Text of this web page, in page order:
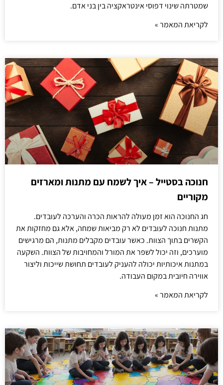
שמטרתה שינוי דפוסי אינטראקציה בין בני אדם.
לקריאת המאמר »
חנוכה בסטייל – איך לשמח עם מתנות ומארזים
מקוריים
חג החנוכה הוא זמן מעולה להראות הכרה והערכה לעובדים.
מתנות חנוכה לעובדים לא רק מביאות שמחה, אלא גם מחזקות את
הקשרים בתוך הצוות. כאשר עובדים מקבלים מתנות, הם מרגישים
מוערכים, וזה יכול לשפר את המורל והמחויבות של הצוות. השקעה
במתנות איכותיות יכולה להעניק לעובדים תחושת שייכות וליצור
אווירה חיובית במקום העבודה.
לקריאת המאמר »